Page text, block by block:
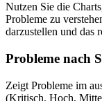
Nutzen Sie die
Probleme zu
darzustellen und das
Probleme nach
Zeigt Probleme im
(Kritisch, Hoch,